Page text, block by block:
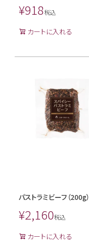
¥918税込
カートに入れる
パストラミビーフ（200g）
¥2,160税込
カートに入れる